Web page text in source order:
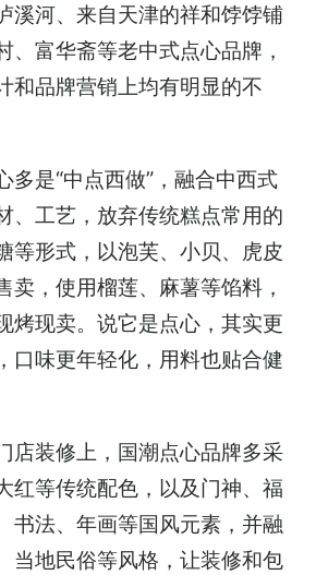
溪河、来自天津的祥和饽饽铺
、富华斋等老中式点心品牌，
和品牌营销上均有明显的不
多是“中点西做”，融合中西式
、工艺，放弃传统糕点常用的
等形式，以泡芙、小贝、虎皮
卖，使用榴莲、麻薯等馅料，
烤现卖。说它是点心，其实更
口味更年轻化，用料也贴合健
店装修上，国潮点心品牌多采
红等传统配色，以及门神、福
书法、年画等国风元素，并融
当地民俗等风格，让装修和包